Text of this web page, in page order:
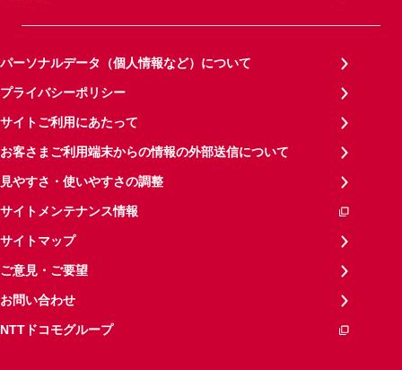
パーソナルデータ（個人情報など）について
プライバシーポリシー
サイトご利用にあたって
お客さまご利用端末からの情報の外部送信について
見やすさ・使いやすさの調整
サイトメンテナンス情報
サイトマップ
ご意見・ご要望
お問い合わせ
NTTドコモグループ